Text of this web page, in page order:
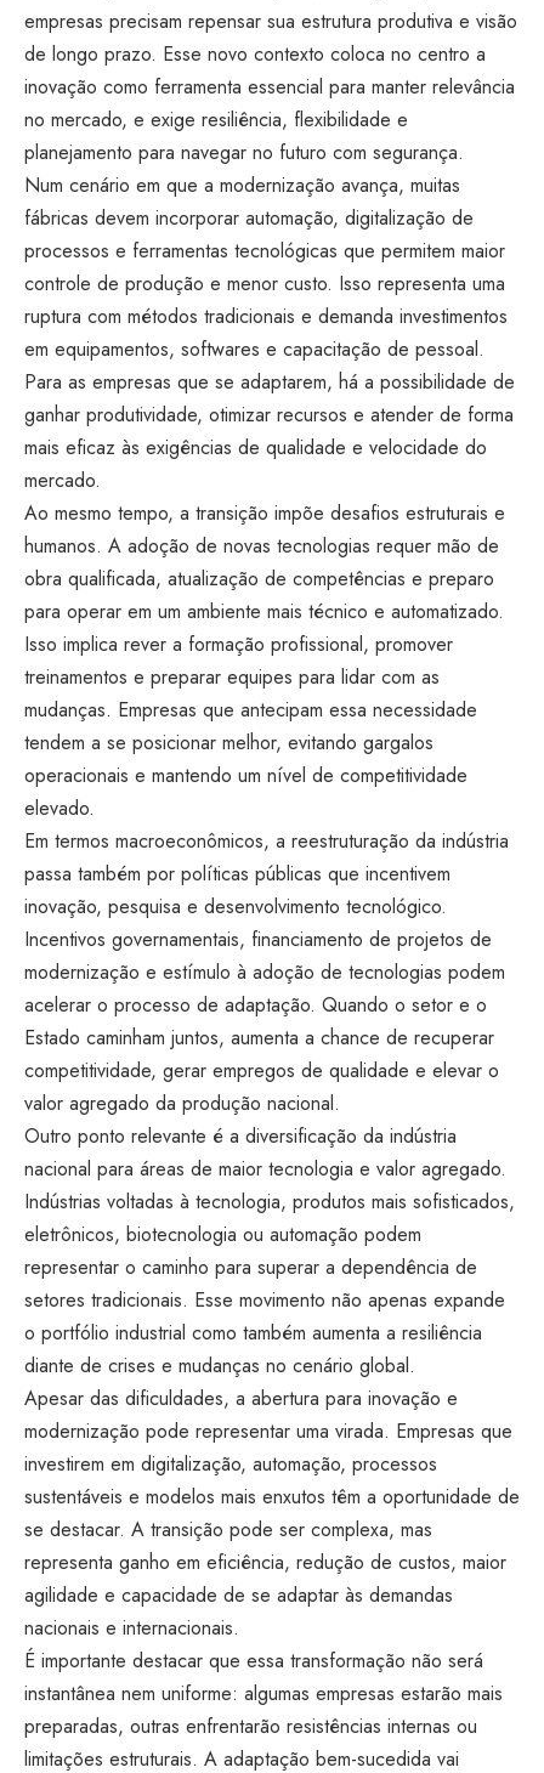
empresas precisam repensar sua estrutura produtiva e visão
de longo prazo. Esse novo contexto coloca no centro a
inovação como ferramenta essencial para manter relevância
no mercado, e exige resiliência, flexibilidade e
planejamento para navegar no futuro com segurança.
Num cenário em que a modernização avança, muitas
fábricas devem incorporar automação, digitalização de
processos e ferramentas tecnológicas que permitem maior
controle de produção e menor custo. Isso representa uma
ruptura com métodos tradicionais e demanda investimentos
em equipamentos, softwares e capacitação de pessoal.
Para as empresas que se adaptarem, há a possibilidade de
ganhar produtividade, otimizar recursos e atender de forma
mais eficaz às exigências de qualidade e velocidade do
mercado.
Ao mesmo tempo, a transição impõe desafios estruturais e
humanos. A adoção de novas tecnologias requer mão de
obra qualificada, atualização de competências e preparo
para operar em um ambiente mais técnico e automatizado.
Isso implica rever a formação profissional, promover
treinamentos e preparar equipes para lidar com as
mudanças. Empresas que antecipam essa necessidade
tendem a se posicionar melhor, evitando gargalos
operacionais e mantendo um nível de competitividade
elevado.
Em termos macroeconômicos, a reestruturação da indústria
passa também por políticas públicas que incentivem
inovação, pesquisa e desenvolvimento tecnológico.
Incentivos governamentais, financiamento de projetos de
modernização e estímulo à adoção de tecnologias podem
acelerar o processo de adaptação. Quando o setor e o
Estado caminham juntos, aumenta a chance de recuperar
competitividade, gerar empregos de qualidade e elevar o
valor agregado da produção nacional.
Outro ponto relevante é a diversificação da indústria
nacional para áreas de maior tecnologia e valor agregado.
Indústrias voltadas à tecnologia, produtos mais sofisticados,
eletrônicos, biotecnologia ou automação podem
representar o caminho para superar a dependência de
setores tradicionais. Esse movimento não apenas expande
o portfólio industrial como também aumenta a resiliência
diante de crises e mudanças no cenário global.
Apesar das dificuldades, a abertura para inovação e
modernização pode representar uma virada. Empresas que
investirem em digitalização, automação, processos
sustentáveis e modelos mais enxutos têm a oportunidade de
se destacar. A transição pode ser complexa, mas
representa ganho em eficiência, redução de custos, maior
agilidade e capacidade de se adaptar às demandas
nacionais e internacionais.
É importante destacar que essa transformação não será
instantânea nem uniforme: algumas empresas estarão mais
preparadas, outras enfrentarão resistências internas ou
limitações estruturais. A adaptação bem-sucedida vai